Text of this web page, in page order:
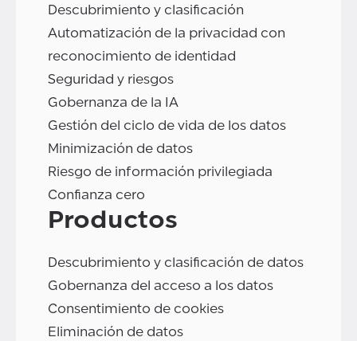
Descubrimiento y clasificación
Automatización de la privacidad con
reconocimiento de identidad
Seguridad y riesgos
Gobernanza de la IA
Gestión del ciclo de vida de los datos
Minimización de datos
Riesgo de información privilegiada
Confianza cero
Productos
Descubrimiento y clasificación de datos
Gobernanza del acceso a los datos
Consentimiento de cookies
Eliminación de datos